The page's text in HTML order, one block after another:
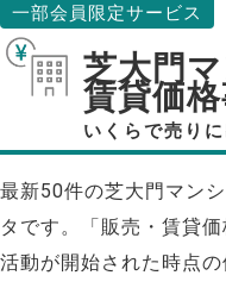
一部会員限定サービス
芝大門
賃貸価格
いくらで売り
最新50件の芝大門マン
タです。「販売・賃貸
活動が開始された時点の